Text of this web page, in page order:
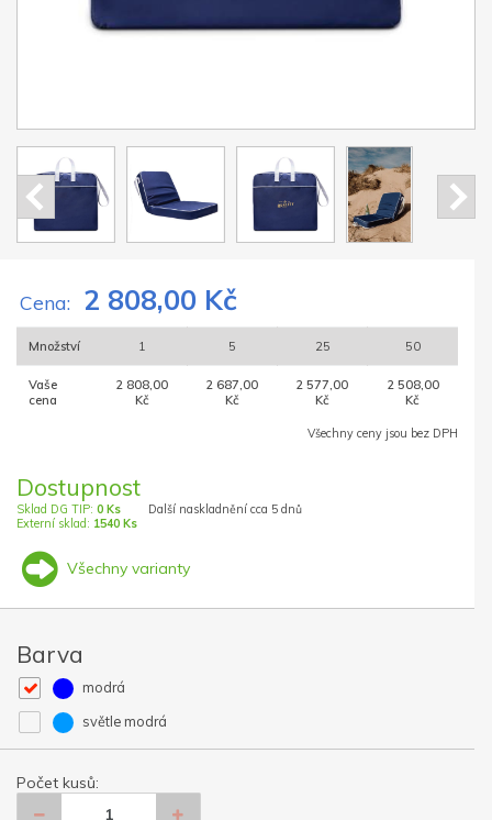
Cena: 2 808,00 Kč
Množství 1 5 25 50
Vaše
cena
2 808,00
Kč
2 687,00
Kč
2 577,00
Kč
2 508,00
Kč
Všechny ceny jsou bez DPH
Dostupnost
Sklad DG TIP: 0 Ks
Externí sklad: 1540 Ks
Další naskladnění cca 5 dnů
Všechny varianty
Barva
modrá
světle modrá
Počet kusů: